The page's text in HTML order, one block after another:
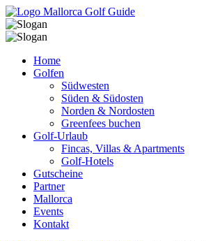
Home
Golfen
Südwesten
Süden & Südosten
Norden & Nordosten
Greenfees buchen
Golf-Urlaub
Fincas, Villas & Apartments
Golf-Hotels
Gutscheine
Partner
Mallorca
Events
Kontakt